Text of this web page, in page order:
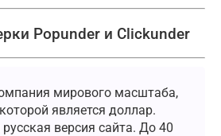
Popunder и Clickunder
мирового масштаба,
является доллар.
версия сайта. До 40